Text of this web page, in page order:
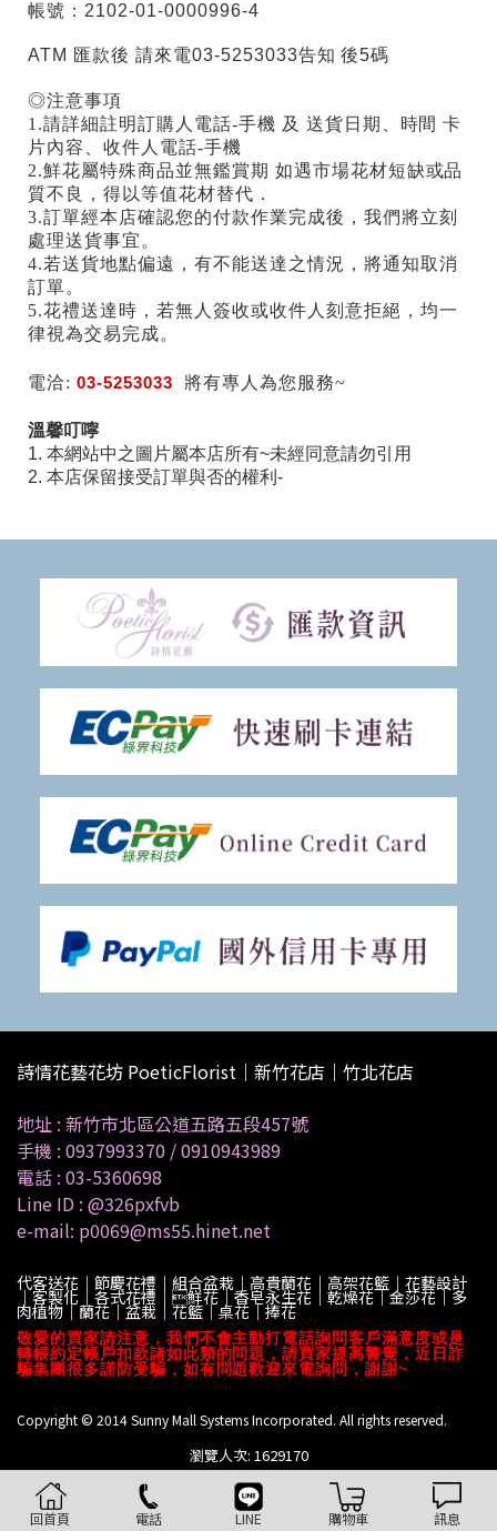
回首頁 電話 LINE 購物車 訊息
帳號：2102-01-0000996-4
ATM 匯款後 請來電03-5253033告知 後5碼
◎注意事項
1.請詳細註明訂購人電話-手機 及 送貨日期、時間 卡
片內容、收件人電話-手機
2.鮮花屬特殊商品並無鑑賞期 如遇市場花材短缺或品
質不良，得以等值花材替代．
3.訂單經本店確認您的付款作業完成後，我們將立刻
處理送貨事宜。
4.若送貨地點偏遠，有不能送達之情況，將通知取消
訂單。
5.花禮送達時，若無人簽收或收件人刻意拒絕，均一
律視為交易完成。
電洽:03-5253033 將有專人為您服務~
溫馨叮嚀
1. 本網站中之圖片屬本店所有~未經同意請勿引用
2. 本店保留接受訂單與否的權利-
詩情花藝花坊 PoeticFlorist｜新竹花店｜竹北花店
地址 : 新竹市北區公道五路五段457號
手機 : 0937993370 /0910943989
電話 : 03-5360698
Line ID : @326pxfvb
e-mail: p0069@ms55.hinet.net
代客送花｜節慶花禮｜組合盆栽｜高貴蘭花｜高架花籃｜花藝設計
｜客製化｜各式花禮｜鮮花｜香皂永生花｜乾燥花｜金莎花｜多
肉植物｜蘭花｜盆栽｜花籃｜桌花｜捧花
敬愛的買家請注意，我們不會主動打電話詢問客戶滿意度或是
轉帳約定帳戶扣款諸如此類的問題，請買家提高警覺，近日詐
騙集團很多謹防受騙，如有問題歡迎來電詢問，謝謝~
Copyright © 2014 Sunny Mall Systems Incorporated. All rights reserved.
瀏覽人次: 1629170